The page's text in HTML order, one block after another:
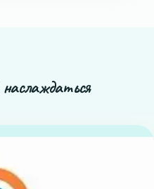
наслаждаться